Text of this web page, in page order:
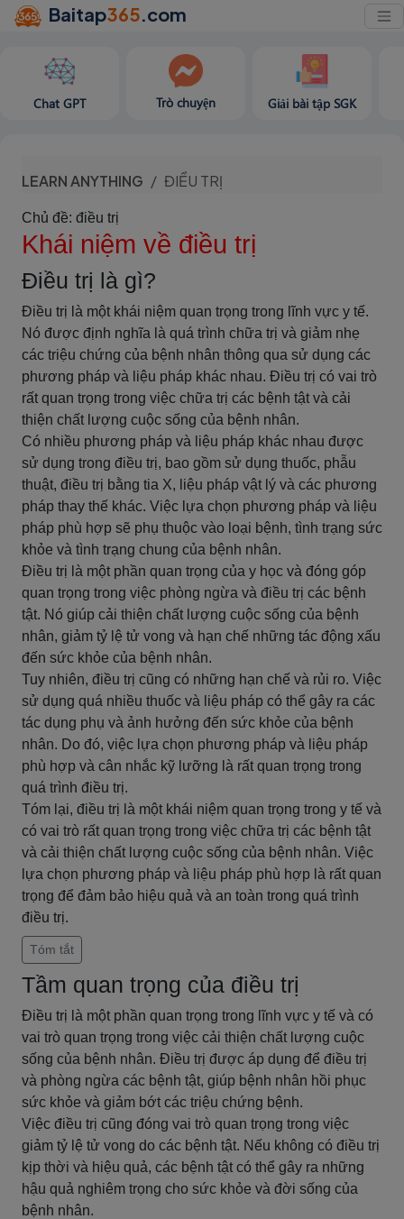
Baitap365.com
Chat GPT Trò chuyện Giải bài tập SGK
LEARN ANYTHING ĐIỀU TRỊ
Chủ đề: điều trị
Khái niệm về điều trị
Điều trị là gì?
Điều trị là một khái niệm quan trọng trong lĩnh vực y tế.
Nó được định nghĩa là quá trình chữa trị và giảm nhẹ
các triệu chứng của bệnh nhân thông qua sử dụng các
phương pháp và liệu pháp khác nhau. Điều trị có vai trò
rất quan trọng trong việc chữa trị các bệnh tật và cải
thiện chất lượng cuộc sống của bệnh nhân.
Có nhiều phương pháp và liệu pháp khác nhau được
sử dụng trong điều trị, bao gồm sử dụng thuốc, phẫu
thuật, điều trị bằng tia X, liệu pháp vật lý và các phương
pháp thay thế khác. Việc lựa chọn phương pháp và liệu
pháp phù hợp sẽ phụ thuộc vào loại bệnh, tình trạng sức
khỏe và tình trạng chung của bệnh nhân.
Điều trị là một phần quan trọng của y học và đóng góp
quan trọng trong việc phòng ngừa và điều trị các bệnh
tật. Nó giúp cải thiện chất lượng cuộc sống của bệnh
nhân, giảm tỷ lệ tử vong và hạn chế những tác động xấu
đến sức khỏe của bệnh nhân.
Tuy nhiên, điều trị cũng có những hạn chế và rủi ro. Việc
sử dụng quá nhiều thuốc và liệu pháp có thể gây ra các
tác dụng phụ và ảnh hưởng đến sức khỏe của bệnh
nhân. Do đó, việc lựa chọn phương pháp và liệu pháp
phù hợp và cân nhắc kỹ lưỡng là rất quan trọng trong
quá trình điều trị.
Tóm lại, điều trị là một khái niệm quan trọng trong y tế và
có vai trò rất quan trọng trong việc chữa trị các bệnh tật
và cải thiện chất lượng cuộc sống của bệnh nhân. Việc
lựa chọn phương pháp và liệu pháp phù hợp là rất quan
trọng để đảm bảo hiệu quả và an toàn trong quá trình
điều trị.
Tóm tắt
Tầm quan trọng của điều trị
Điều trị là một phần quan trọng trong lĩnh vực y tế và có
vai trò quan trọng trong việc cải thiện chất lượng cuộc
sống của bệnh nhân. Điều trị được áp dụng để điều trị
và phòng ngừa các bệnh tật, giúp bệnh nhân hồi phục
sức khỏe và giảm bớt các triệu chứng bệnh.
Việc điều trị cũng đóng vai trò quan trọng trong việc
giảm tỷ lệ tử vong do các bệnh tật. Nếu không có điều trị
kịp thời và hiệu quả, các bệnh tật có thể gây ra những
hậu quả nghiêm trọng cho sức khỏe và đời sống của
bệnh nhân.